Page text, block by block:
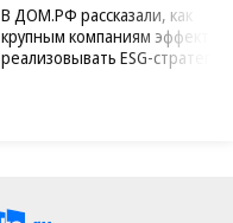
В ДОМ.РФ рассказали, как
крупным компаниям
реализовывать ESG-стратегию